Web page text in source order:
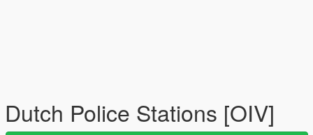
Dutch Police Stations [OIV]